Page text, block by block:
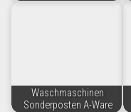
Waschmaschinen
Sonderposten A-Ware